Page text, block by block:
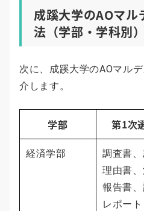
成蹊大学のAOマル
法（学部・学科別）
次に、成蹊大学のAOマル
介します。
学部 第1次
経済学部
調査書、
理由書、
報告書、
レポート